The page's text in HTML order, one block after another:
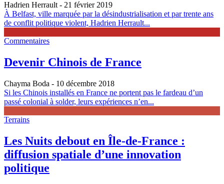
Hadrien Herrault - 21 février 2019
À Belfast, ville marquée par la désindustrialisation et par trente ans
de conflit politique violent, Hadrien Herrault...
Commentaires
Devenir Chinois de France
Chayma Boda - 10 décembre 2018
Si les Chinois installés en France ne portent pas le fardeau d’un
passé colonial à solder, leurs expériences n’en...
Terrains
Les Nuits debout en Île-de-France :
diffusion spatiale d’une innovation
politique